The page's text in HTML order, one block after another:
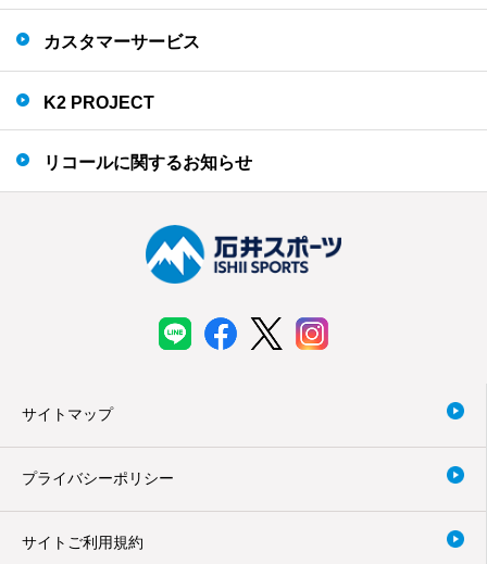
カスタマーサービス
K2 PROJECT
リコールに関するお知らせ
サイトマップ
プライバシーポリシー
サイトご利用規約